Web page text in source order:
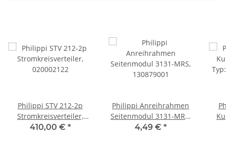
Philippi STV 212-2p
Stromkreisverteiler,
020002122
410,00 € *
Philippi Anreihrahmen
Seitenmodul 3131-MRS,
130879001
4,49 € *